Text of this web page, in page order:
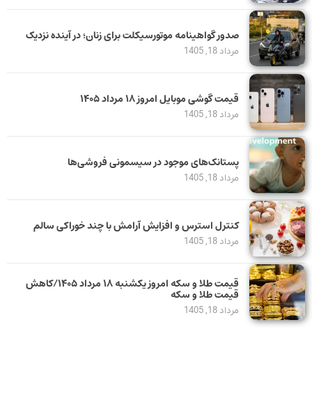
صدور گواهینامه موتورسیکلت برای زنان؛ در آینده نزدیک
مرداد 18, 1405
قیمت گوشی موبایل امروز ۱۸ مرداد ۱۴۰۵
مرداد 18, 1405
پستانک‌های موجود در سیسمونی فروشی‌ها
مرداد 18, 1405
کنترل استرس و افزایش آرامش با چند خوراکی سالم
مرداد 18, 1405
قیمت طلا و سکه امروز یکشنبه ۱۸ مرداد ۱۴۰۵/کاهش
قیمت طلا و سکه
مرداد 18, 1405